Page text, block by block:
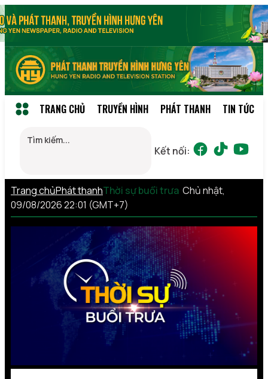
TRANG CHỦ TRUYỀN HÌNH PHÁT THANH TIN TỨC
Kết nối:
Trang chủPhát thanhThời sự buổi trưa Chủ nhật,
09/08/2026 22:01 (GMT+7)